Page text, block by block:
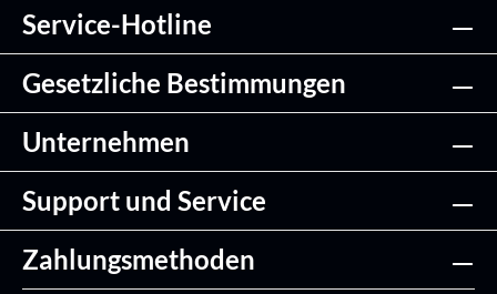
Service-Hotline
Gesetzliche Bestimmungen
Unternehmen
Support und Service
Zahlungsmethoden